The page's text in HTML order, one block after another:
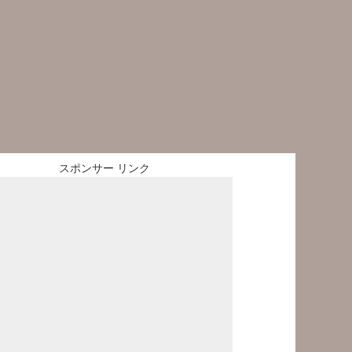
スポンサー リンク